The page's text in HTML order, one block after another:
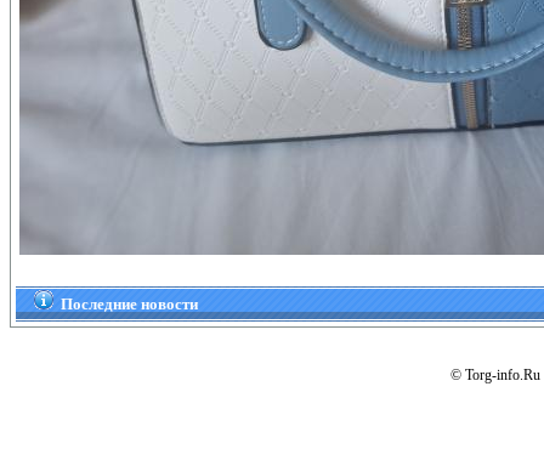
Последние новости
© Torg-info.Ru